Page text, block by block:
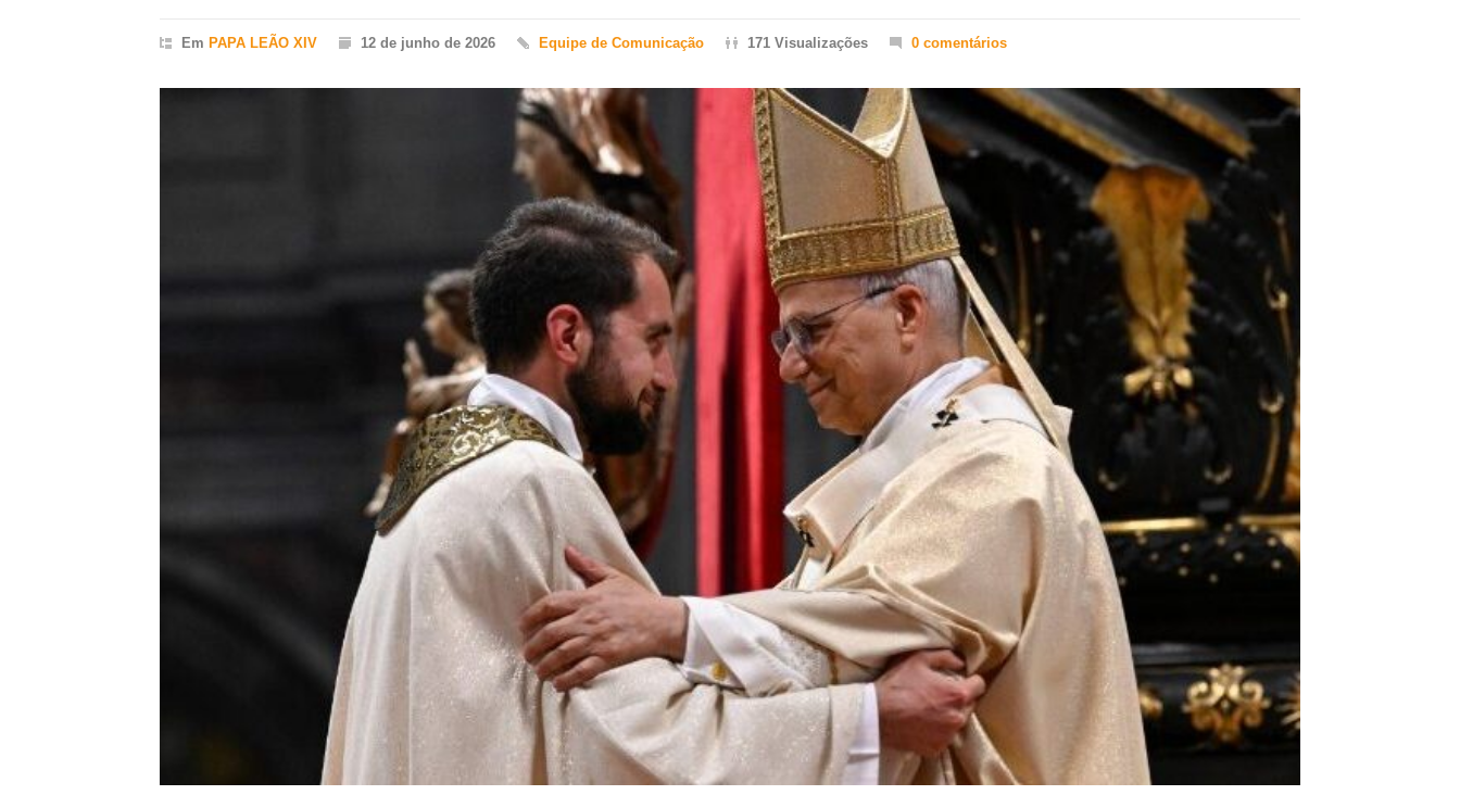
Em PAPA LEÃO XIV 12 de junho de 2026 Equipe de Comunicação 171 Visualizações 0 comentários